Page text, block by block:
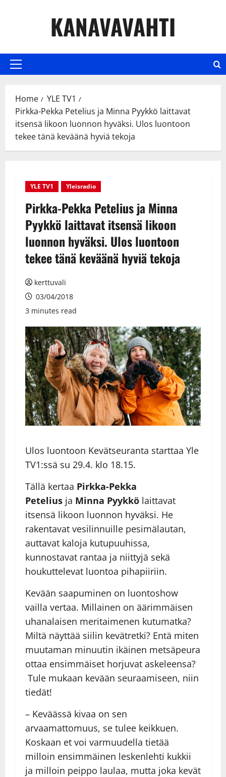
KANAVAVAHTI
Primary
Home
YLE TV1
Pirkka-Pekka Petelius ja Minna Pyykkö laittavat
itsensä likoon luonnon hyväksi. Ulos luontoon
tekee tänä keväänä hyviä tekoja
YLE TV1 Yleisradio
Pirkka-Pekka Petelius ja Minna
Pyykkö laittavat itsensä likoon
luonnon hyväksi. Ulos luontoon
tekee tänä keväänä hyviä tekoja
kerttuvali
03/04/2018
3 minutes read
Ulos luontoon Kevätseuranta starttaa Yle
TV1:ssä su 29.4. klo 18.15.
Tällä kertaa Pirkka-Pekka
Petelius ja Minna Pyykkö laittavat
itsensä likoon luonnon hyväksi. He
rakentavat vesilinnuille pesimälautan,
auttavat kaloja kutupuuhissa,
kunnostavat rantaa ja niittyjä sekä
houkuttelevat luontoa pihapiiriin.
Kevään saapuminen on luontoshow
vailla vertaa. Millainen on äärimmäisen
uhanalaisen meritaimenen kutumatka?
Miltä näyttää siilin kevätretki? Entä miten
muutaman minuutin ikäinen metsäpeura
ottaa ensimmäiset horjuvat askeleensa?
Tule mukaan kevään seuraamiseen, niin
tiedät!
– Keväässä kivaa on sen
arvaamattomuus, se tulee keikkuen.
Koskaan et voi varmuudella tietää
milloin ensimmäinen leskenlehti kukkii
ja milloin peippo laulaa, mutta joka kevät